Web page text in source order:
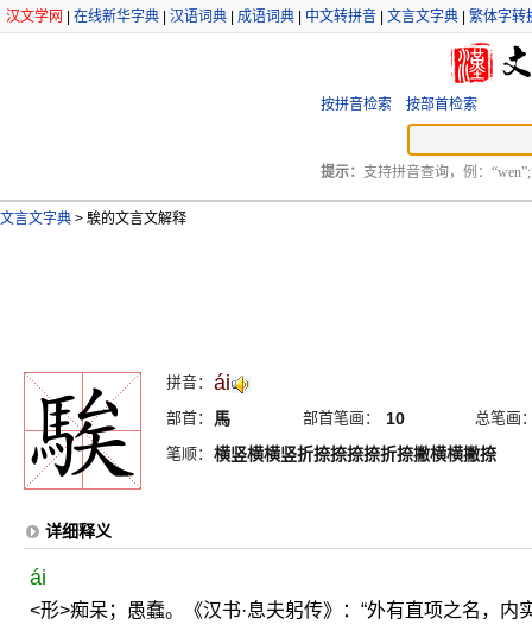
汉文学网 在线新华字典 汉语词典 成语词典 中文转拼音 文言文字典 繁体字转
按拼音检索 按部首检索
提示： 支持拼音查询，例：
文言文字典 > 騃的文言文解释
拼音： ái
部首： 馬 部首笔画： 10
总笔画
笔顺： 横竖横横竖折捺捺捺捺折捺撇横横撇捺
详细释义
ái
<形>痴呆；愚蠢。《汉书·息夫躬传》：“外有直项之名，内